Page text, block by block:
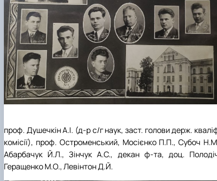
проф. Душечкін А.І. (д-р с/г наук, заст. голови держ.
комісії), проф. Остроменський, Мосієнко П.П., Субоч
Абарбачук Й.Л., Зінчук А.С., декан ф-та, доц.
Геращенко М.О., Левінтон Д.Й.